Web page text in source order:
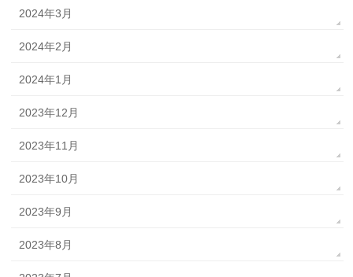
2024年3月
2024年2月
2024年1月
2023年12月
2023年11月
2023年10月
2023年9月
2023年8月